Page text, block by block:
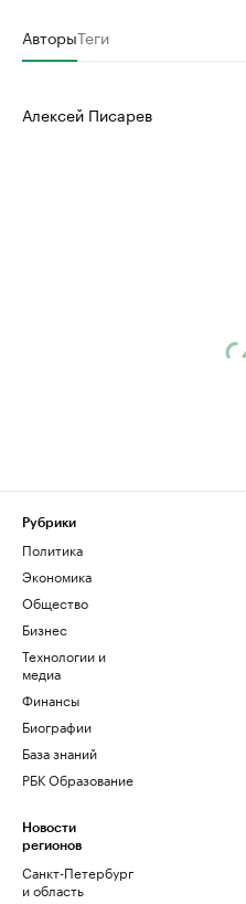
АвторыТеги
Алексей Писарев
Рубрики
Политика
Экономика
Общество
Бизнес
Технологии и
медиа
Финансы
Биографии
База знаний
РБК Образование
Новости
регионов
Санкт-Петербург
и область